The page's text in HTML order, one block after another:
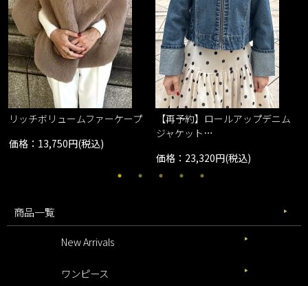
リッチボリュームファーケープ
価格：13,750円(税込)
【再予約】ロールアップデニム
ジャケット…
価格：23,320円(税込)
商品一覧
New Arrivals
ワンピース